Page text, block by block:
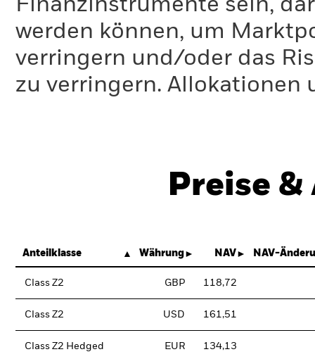
Finanzinstrumente sein,
werden können, um
verringern und/oder das
zu verringern. Allokationen
Preise
Anteilklasse Währung NAV NAV-
Class Z2 GBP 118,72
Class Z2 USD 161,51
Class Z2 Hedged EUR 134,13